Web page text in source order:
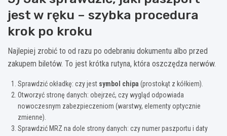
jest w ręku – szybka procedura
krok po kroku
Najlepiej zrobić to od razu po odebraniu dokumentu albo przed
zakupem biletów. To jest krótka rutyna, która oszczędza nerwów.
Sprawdzić okładkę: czy jest symbol chipa (prostokąt z kółkiem).
Otworzyć stronę danych: obejrzeć, czy wygląd odpowiada
nowoczesnym zabezpieczeniom (warstwy, elementy optycznie
zmienne).
Sprawdzić MRZ na dole strony danych: czy numer paszportu i daty